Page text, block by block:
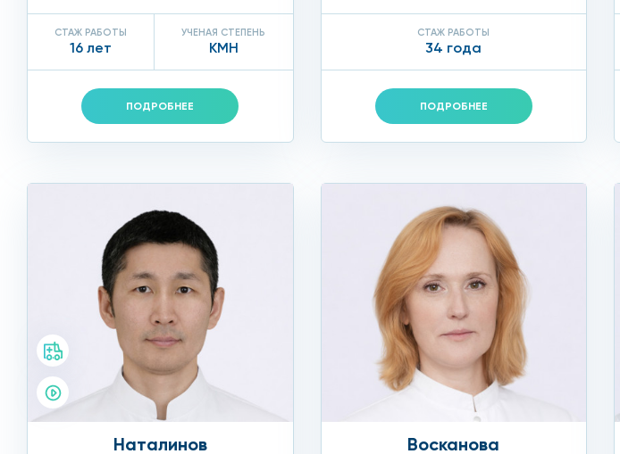
СТАЖ РАБОТЫ
16 лет
УЧЕНАЯ СТЕПЕНЬ
КМН
ПОДРОБНЕЕ
СТАЖ РАБОТЫ
34 года
ПОДРОБНЕЕ
Наталинов
Восканова